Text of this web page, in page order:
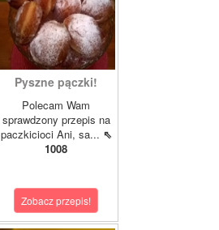
Pyszne pączki!
Polecam Wam
sprawdzony przepis na
paczkicioci Ani, sa... ⇖
1008
Zobacz przepis!